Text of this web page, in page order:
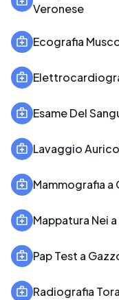
Veronese
Ecografia
Esame Del
Lavaggio
Mammografia a
Mappatura Nei
Pap Test a
Radiografia